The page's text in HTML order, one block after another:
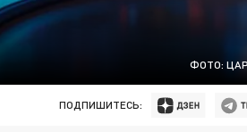
ФОТО:
ПОДПИШИТЕСЬ: